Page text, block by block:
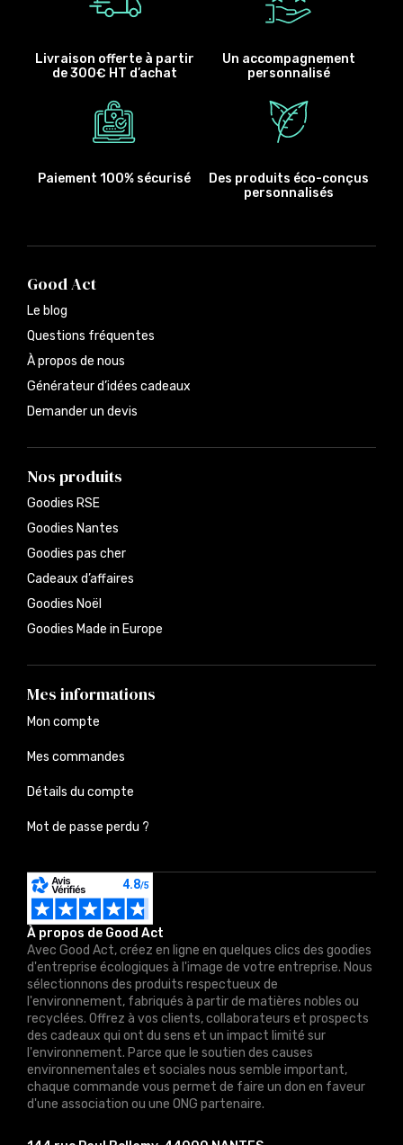
Livraison offerte à partir
de 300€ HT d’achat
Un accompagnement
personnalisé
Paiement 100% sécurisé
Des produits éco-conçus
personnalisés
À propos de Good Act
Avec Good Act, créez en ligne en quelques clics des goodies
d'entreprise écologiques à l'image de votre entreprise. Nous
sélectionnons des produits respectueux de
l'environnement, fabriqués à partir de matières nobles ou
recyclées. Offrez à vos clients, collaborateurs et prospects
des cadeaux qui ont du sens et un impact limité sur
l'environnement. Parce que le soutien des causes
environnementales et sociales nous semble important,
chaque commande vous permet de faire un don en faveur
d'une association ou une ONG partenaire.
Good Act
Le blog
Questions fréquentes
À propos de nous
Générateur d’idées cadeaux
Demander un devis
Nos produits
Goodies RSE
Goodies Nantes
Goodies pas cher
Cadeaux d’affaires
Goodies Noël
Goodies Made in Europe
Mes informations
Mon compte
Mes commandes
Détails du compte
Mot de passe perdu ?